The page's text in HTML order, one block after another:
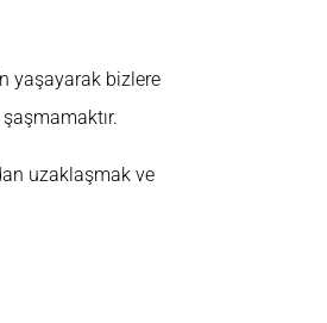
yaşayarak bizlere
uzaklaşmak ve